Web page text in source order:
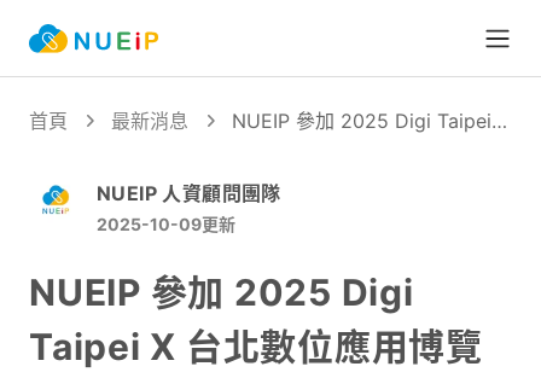
首頁 最新消息
NUEIP 參加 2025 Digi Taipei X
數位方案助攻企業轉型
NUEIP 人資顧問團隊
2025-10-09更新
NUEIP 參加 2025 Digi
Taipei X 台北數位應用博覽